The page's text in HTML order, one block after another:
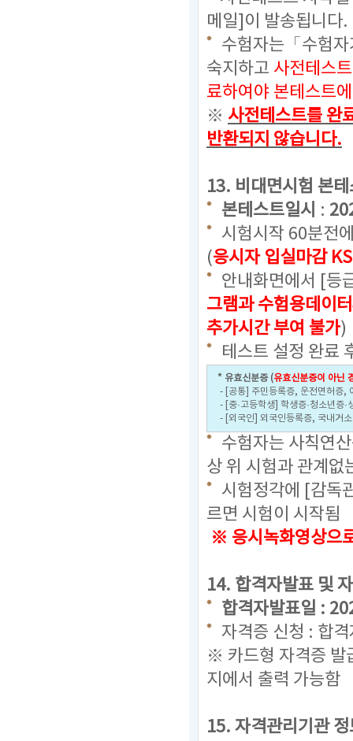
메일]이 발송됩니다.
수험자는「수험
숙지하고 사전테스
료하여야 본테스트
※ 사전테스트를 완
반환되지 않습니다.
13. 비대면시험 본
본테스트일시 :
시험시작 60분전
(응시자 입실마감
안내화면에서 [등
그램과 수험용데이
추가시간 부여 불가)
테스트 설정 완료
* 유효신분증 (유효신분증이 아닌
- [공통] 주민등록증, 운전면허증,
- [중·고등학생] 학생증·청소년증
- [외국인] 외국인등록증, 국내거
수험자는 사칙연
상 위 시험과 관계없
시험정각에 [감독
르면 시험이 시작됨
※ 응시녹화영상으
14. 합격자발표 및
합격자발표일 :
자격증 신청 : 합
※ 카드형 자격증 발
지에서 출력 가능함
15. 자격관리기관 정